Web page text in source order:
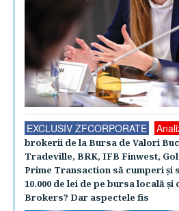
EXCLUSIV ZFCORPORATE
brokerii de la Bursa de Valori
Tradeville, BRK, IFB Finwest,
Prime Transaction să cumperi şi
10.000 de lei de pe bursa locală
Brokers? Dar aspectele fis